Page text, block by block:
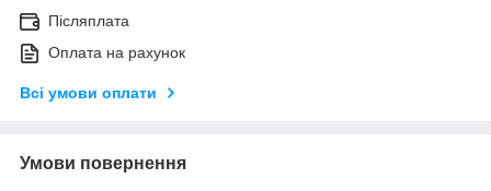
Післяплата
Оплата на рахунок
Всі умови оплати
Умови повернення